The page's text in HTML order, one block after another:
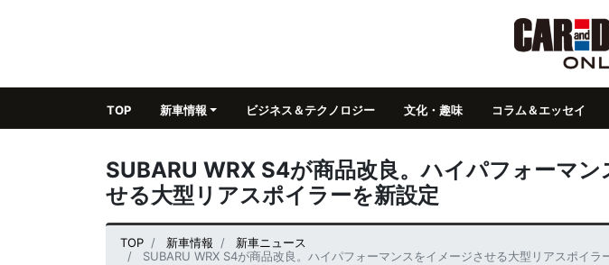
TOP 新車情報 ビジネス＆テクノロジー 文化・趣味 コラム＆エッセイ
SUBARU WRX S4が商品改良。ハイパフォーマン
せる大型リアスポイラーを新設定
TOP 新車情報
新車ニュース
SUBARU WRX S4が商品改良。ハイパフォーマンスをイメージさせる大型リアスポイラ